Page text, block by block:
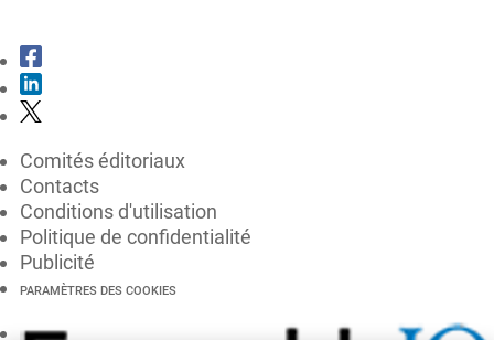
Comités éditoriaux
Contacts
Conditions d'utilisation
Politique de confidentialité
Publicité
PARAMÈTRES DES COOKIES